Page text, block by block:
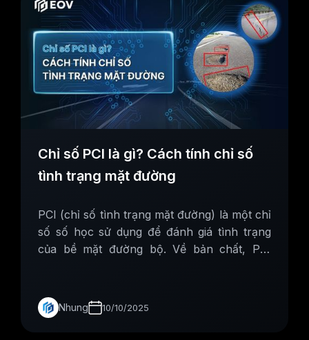
Chỉ số PCI là gì? Cách tính chỉ số
tình trạng mặt đường
PCI (chỉ số tình trạng mặt đường) là một chỉ
số số học sử dụng để đánh giá tình trạng
của bề mặt đường bộ. Về bản chất, PCI
Nhung 10/10/2025